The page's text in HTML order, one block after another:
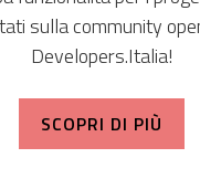
sulla community
Developers.Italia!
SCOPRI DI PIÙ